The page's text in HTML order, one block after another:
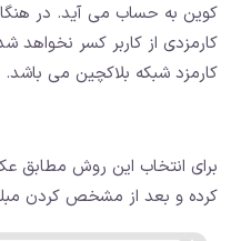
کوین به حساب می آید. در
کارمزدی از کاربر کسر نخواهد
کارمزد شبکه بلاکچین می باشد.
برای انتخاب این روش مطابق
کرده و بعد از مشخص کردن